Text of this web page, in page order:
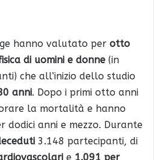
hanno valutato per otto
di uomini e donne (in
che all’inizio dello studio
anni. Dopo i primi otto anni
la mortalità e hanno
dodici anni e mezzo. Durante
3.148 partecipanti, di
e 1.091 per